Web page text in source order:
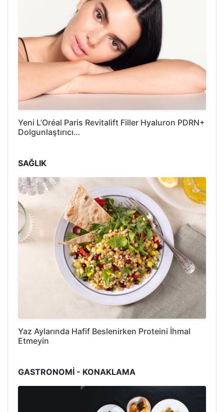
Yeni L’Oréal Paris Revitalift Filler Hyaluron PDRN+
Dolgunlaştırıcı…
SAĞLIK
Yaz Aylarında Hafif Beslenirken Proteini İhmal
Etmeyin
GASTRONOMİ - KONAKLAMA